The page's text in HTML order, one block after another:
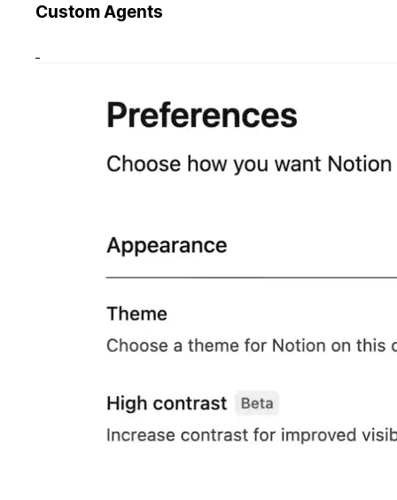
Custom Agents